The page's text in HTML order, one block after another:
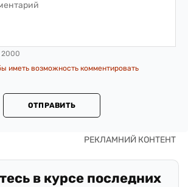
2000
иметь возможность комментировать
ОТПРАВИТЬ
в курсе последних